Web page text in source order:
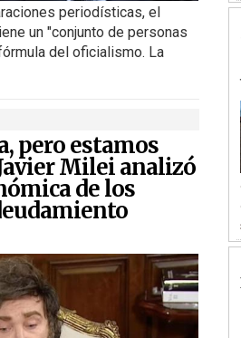
periodísticas, el
un "conjunto de personas
del oficialismo. La
pero estamos
Milei analizó
de los